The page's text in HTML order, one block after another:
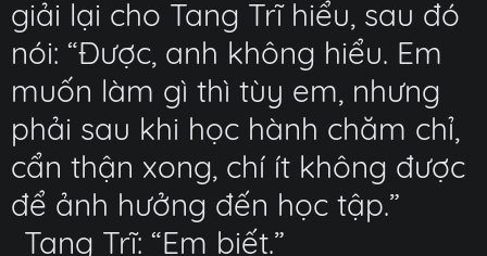
giải lại cho Tang Trĩ hiểu, sau đó
nói: “Được, anh không hiểu. Em
muốn làm gì thì tùy em, nhưng
phải sau khi học hành chăm chỉ,
cẩn thận xong, chí ít không được
để ảnh hưởng đến học tập.”
Tang Trĩ: “Em biết.”